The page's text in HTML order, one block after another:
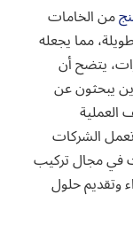
من الخامات
مما يجعله
يتضح أن
يبحثون عن
العملية
تعمل الشركات
في مجال تركيب
وتقديم حلول